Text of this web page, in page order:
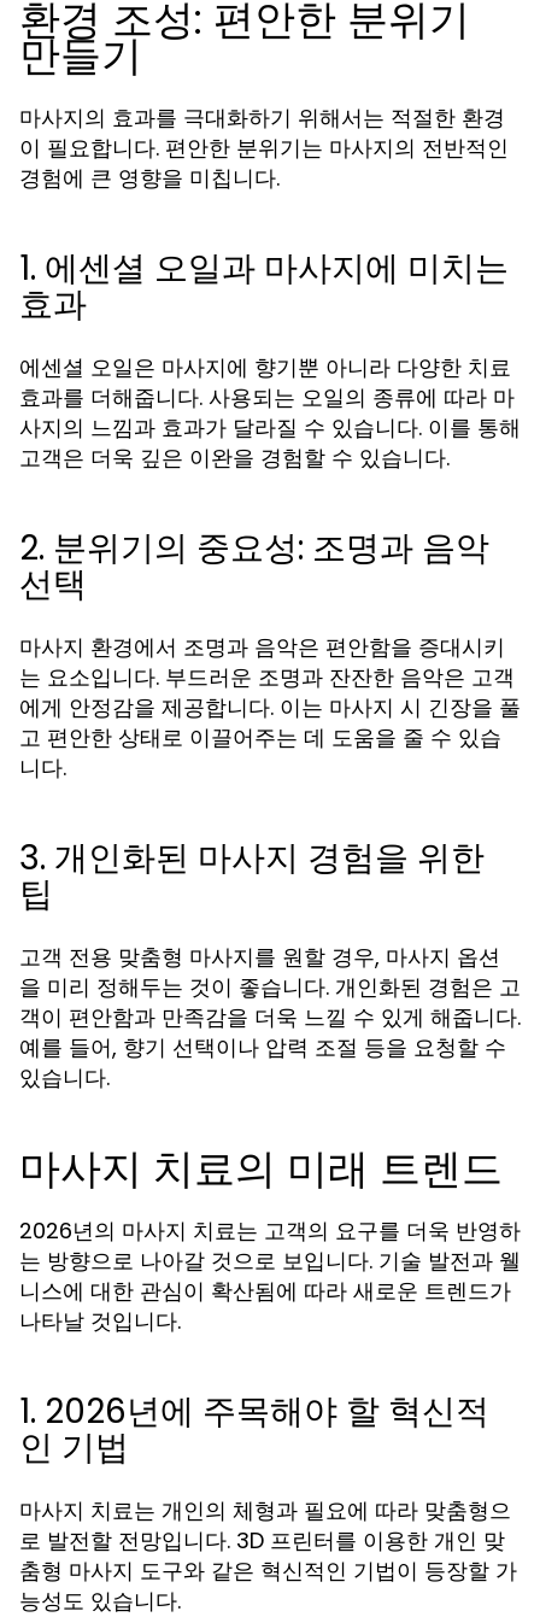
환경 조성: 편안한 분위기
만들기
마사지의 효과를 극대화하기 위해서는 적절한 환경
이 필요합니다. 편안한 분위기는 마사지의 전반적인
경험에 큰 영향을 미칩니다.
1. 에센셜 오일과 마사지에 미치는
효과
에센셜 오일은 마사지에 향기뿐 아니라 다양한 치료
효과를 더해줍니다. 사용되는 오일의 종류에 따라 마
사지의 느낌과 효과가 달라질 수 있습니다. 이를 통해
고객은 더욱 깊은 이완을 경험할 수 있습니다.
2. 분위기의 중요성: 조명과 음악
선택
마사지 환경에서 조명과 음악은 편안함을 증대시키
는 요소입니다. 부드러운 조명과 잔잔한 음악은 고객
에게 안정감을 제공합니다. 이는 마사지 시 긴장을 풀
고 편안한 상태로 이끌어주는 데 도움을 줄 수 있습
니다.
3. 개인화된 마사지 경험을 위한
팁
고객 전용 맞춤형 마사지를 원할 경우, 마사지 옵션
을 미리 정해두는 것이 좋습니다. 개인화된 경험은 고
객이 편안함과 만족감을 더욱 느낄 수 있게 해줍니다.
예를 들어, 향기 선택이나 압력 조절 등을 요청할 수
있습니다.
마사지 치료의 미래 트렌드
2026년의 마사지 치료는 고객의 요구를 더욱 반영하
는 방향으로 나아갈 것으로 보입니다. 기술 발전과 웰
니스에 대한 관심이 확산됨에 따라 새로운 트렌드가
나타날 것입니다.
1. 2026년에 주목해야 할 혁신적
인 기법
마사지 치료는 개인의 체형과 필요에 따라 맞춤형으
로 발전할 전망입니다. 3D 프린터를 이용한 개인 맞
춤형 마사지 도구와 같은 혁신적인 기법이 등장할 가
능성도 있습니다.